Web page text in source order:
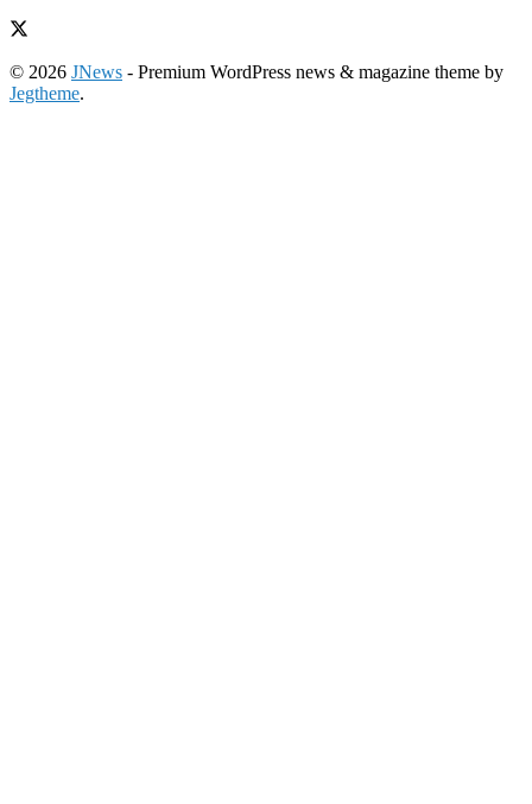
© 2026 JNews - Premium WordPress news & magazine theme by
Jegtheme.